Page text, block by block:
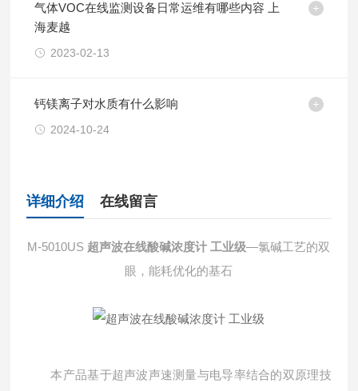
气体VOC在线监测设备日常运维有哪些内容 上
海麦越
2023-02-13
钙镁离子对水质有什么影响
2024-10-24
详细介绍 在线留言
M-5010US 超声波在线酸碱浓度计 工业级—氯碱工艺的双
眼，能耗优化的基石
本产品基于超声波声速测量与电导率结合的双原理技